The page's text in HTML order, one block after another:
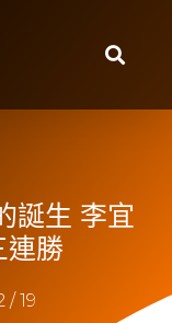
誕生 李宜
連勝
/ 19